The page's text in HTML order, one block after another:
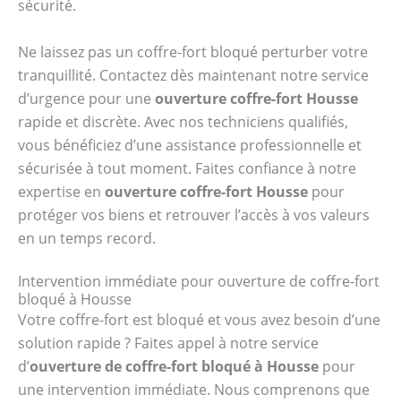
sécurité.
Ne laissez pas un coffre-fort bloqué perturber votre
tranquillité. Contactez dès maintenant notre service
d’urgence pour une ouverture coffre-fort Housse
rapide et discrète. Avec nos techniciens qualifiés,
vous bénéficiez d’une assistance professionnelle et
sécurisée à tout moment. Faites confiance à notre
expertise en ouverture coffre-fort Housse pour
protéger vos biens et retrouver l’accès à vos valeurs
en un temps record.
Intervention immédiate pour ouverture de coffre-fort
bloqué à Housse
Votre coffre-fort est bloqué et vous avez besoin d’une
solution rapide ? Faites appel à notre service
d’ouverture de coffre-fort bloqué à Housse pour
une intervention immédiate. Nous comprenons que